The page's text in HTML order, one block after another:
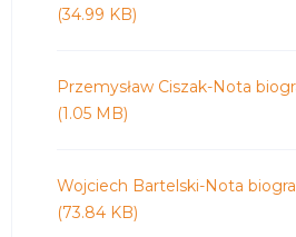
(34.99 KB)
Pobierz
Przemysław Ciszak-Nota
(1.05 MB)
Pobierz
Wojciech Bartelski-Nota
(73.84 KB)